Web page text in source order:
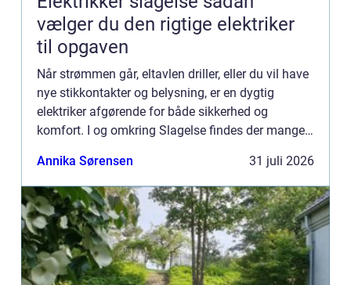
vælger du den rigtige elektriker
til opgaven
Når strømmen går, eltavlen driller, eller du vil have
nye stikkontakter og belysning, er en dygtig
elektriker afgørende for både sikkerhed og
komfort. I og omkring Slagelse findes der mange
Hvordan sikre...
Annika Sørensen 31 juli 2026